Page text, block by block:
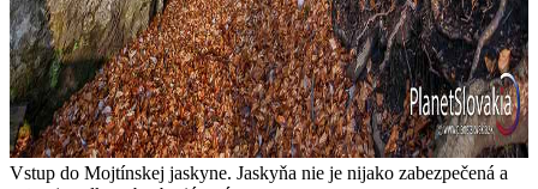
Vstup do Mojtínskej jaskyne. Jaskyňa nie je nijako zabezpečená a